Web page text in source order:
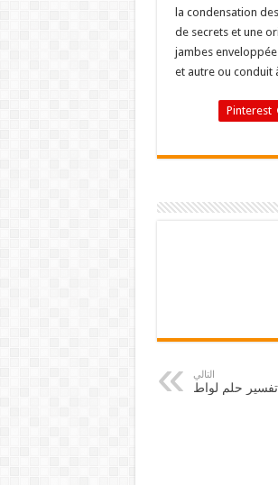
la condensation
de secrets et une
jambes
et autre ou conduit
Pinterest
التالي
تفسير حلم لواط